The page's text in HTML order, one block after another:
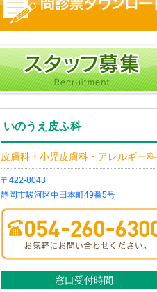
いのうえ皮ふ科
皮膚科・小児皮膚科・アレルギー科
〒422-8043
静岡市駿河区中田本町49番5号
窓口受付時間